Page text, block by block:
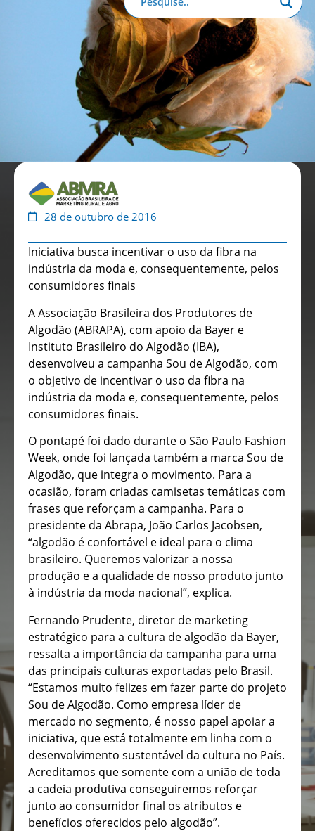
28 de outubro de 2016
Iniciativa busca incentivar o uso da fibra na
indústria da moda e, consequentemente, pelos
consumidores finais
A Associação Brasileira dos Produtores de
Algodão (ABRAPA), com apoio da Bayer e
Instituto Brasileiro do Algodão (IBA),
desenvolveu a campanha Sou de Algodão, com
o objetivo de incentivar o uso da fibra na
indústria da moda e, consequentemente, pelos
consumidores finais.
O pontapé foi dado durante o São Paulo Fashion
Week, onde foi lançada também a marca Sou de
Algodão, que integra o movimento. Para a
ocasião, foram criadas camisetas temáticas com
frases que reforçam a campanha. Para o
presidente da Abrapa, João Carlos Jacobsen,
“algodão é confortável e ideal para o clima
brasileiro. Queremos valorizar a nossa
produção e a qualidade de nosso produto junto
à indústria da moda nacional”, explica.
Fernando Prudente, diretor de marketing
estratégico para a cultura de algodão da Bayer,
ressalta a importância da campanha para uma
das principais culturas exportadas pelo Brasil.
“Estamos muito felizes em fazer parte do projeto
Sou de Algodão. Como empresa líder de
mercado no segmento, é nosso papel apoiar a
iniciativa, que está totalmente em linha com o
desenvolvimento sustentável da cultura no País.
Acreditamos que somente com a união de toda
a cadeia produtiva conseguiremos reforçar
junto ao consumidor final os atributos e
benefícios oferecidos pelo algodão”.